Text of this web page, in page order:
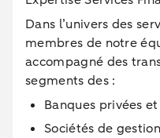
Dans l’univers des
membres de notre
accompagné des
segments des :
Banques privées
Sociétés de